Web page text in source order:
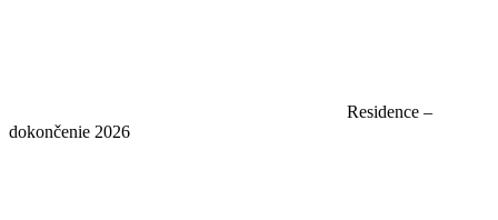
Residence –
dokončenie 2026